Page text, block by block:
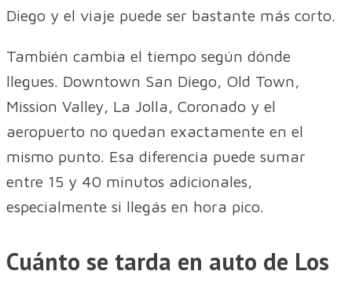
Diego y el viaje puede ser bastante más corto.
También cambia el tiempo según dónde
llegues. Downtown San Diego, Old Town,
Mission Valley, La Jolla, Coronado y el
aeropuerto no quedan exactamente en el
mismo punto. Esa diferencia puede sumar
entre 15 y 40 minutos adicionales,
especialmente si llegás en hora pico.
Cuánto se tarda en auto de Los